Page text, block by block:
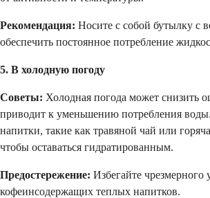
Рекомендация: Носите с собой бутылку с
обеспечить постоянное потребление
5. В холодную погоду
Советы: Холодная погода может снизить
приводит к уменьшению потребления
напитки, такие как травяной чай или
чтобы оставаться гидратированным.
Предостережение: Избегайте чрезмерного
кофеинсодержащих теплых напитков.